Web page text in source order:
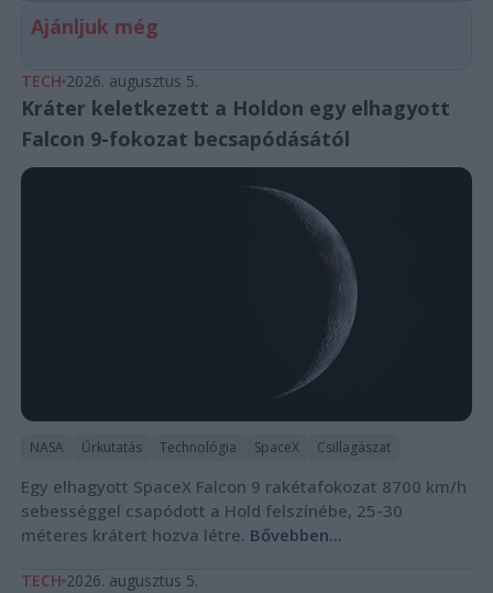
Ajánljuk még
TECH 2026. augusztus 5.
Kráter keletkezett a Holdon egy elhagyott
Falcon 9-fokozat becsapódásától
NASA Űrkutatás Technológia SpaceX Csillagászat
Egy elhagyott SpaceX Falcon 9 rakétafokozat 8700 km/h
sebességgel csapódott a Hold felszínébe, 25-30
méteres krátert hozva létre. Bővebben...
TECH 2026. augusztus 5.